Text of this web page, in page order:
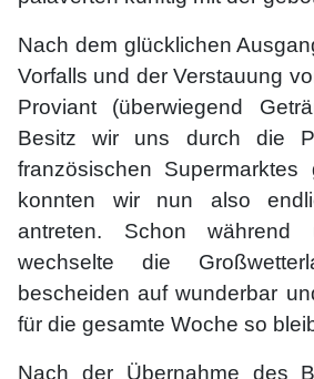
Nach dem glücklichen
Vorfalls und der Verstauung
Proviant (überwiegend
Besitz wir uns durch die
französischen Supermarktes
konnten wir nun also
antreten. Schon während
wechselte die
bescheiden auf wunderbar
für die gesamte Woche so
Nach der Übernahme des